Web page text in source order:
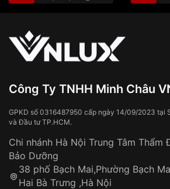
Màu mặt
Xem thêm
Từ khóa SEO:
Thời gian vận chuyển trung
làm việc
Áp dụng cho tất cả tỉnh
Thời gian tính từ khi xác nhận
công
Sử dụng sai cách như:
Tiếp xúc với hóa chất,
Đeo đồng hồ khi tắm
Đồng hồ bị hư hỏng do:
Tai nạn hoặc tác động
Hao mòn tự nhiên theo thời
Dây đeo
Sản phẩm đã bị:
Tự ý sửa chữa
Công Ty TNHH Minh Châu
GPKD số 0316487950 cấp ngày 14/09/2023 tại
và Đầu tư TP.HCM.
Chi nhánh Hà Nội Trung Tâm Thẩm
Bảo Dưỡng
38 phố Bạch Mai,Phường Bạch
Hai Bà Trưng ,Hà Nội